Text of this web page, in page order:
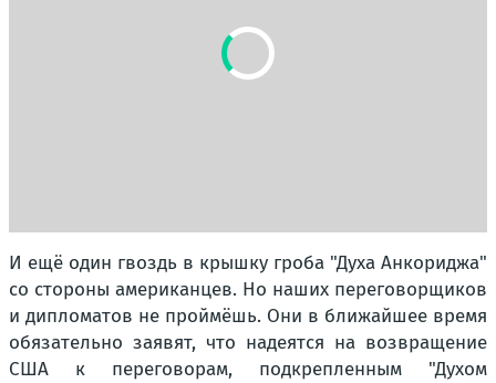
И ещё один гвоздь в крышку гроба "Духа Анкориджа"
со стороны американцев. Но наших переговорщиков
и дипломатов не проймёшь. Они в ближайшее время
обязательно заявят, что надеятся на возвращение
США к переговорам, подкрепленным "Духом